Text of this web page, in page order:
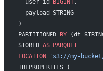
  user_id
BIGINT,
  payload STRING
)
PARTITIONED
BY (dt
STORED AS PARQUET
LOCATION 's3://my-
TBLPROPERTIES (